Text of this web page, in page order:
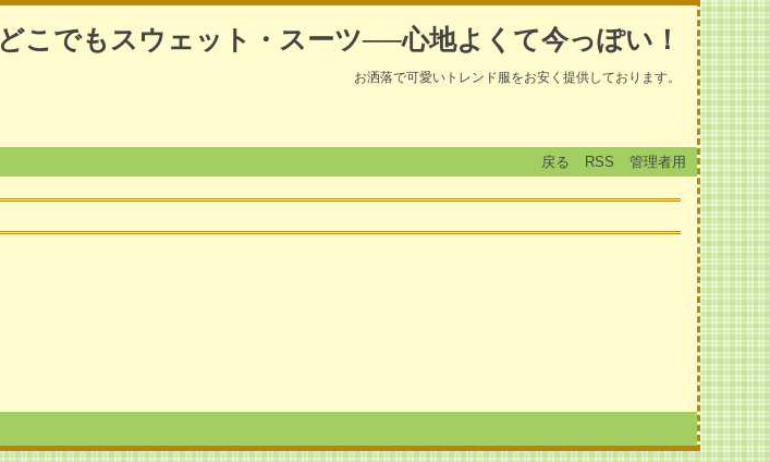
どこでもスウェット・スーツ──心地よくて今っぽい！
お洒落で可愛いトレンド服をお安く提供しております。
戻る RSS 管理者用